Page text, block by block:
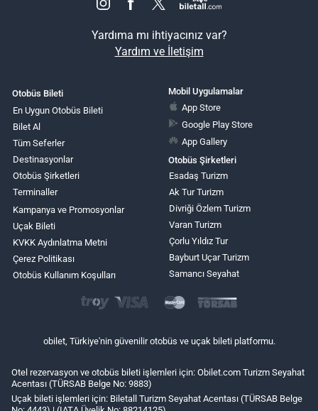
Yardıma mı ihtiyacınız var?
Yardım ve İletişim
Otobüs Bileti
En Uygun Otobüs Bileti
Bilet Al
Tüm Seferler
Destinasyonlar
Otobüs Şirketleri
Terminaller
Kampanya ve Promosyonlar
Uçak Bileti
KVKK Aydınlatma Metni
Çerez Politikası
Otobüs Kullanım Koşulları
Mobil Uygulamalar
App Store
Google Play Store
App Gallery
Otobüs Şirketleri
Esadaş Turizm
Ak Tur Turizm
Divriği Özlem Turizm
Varan Turizm
Çorlu Yıldız Tur
Bayburt Uçar Turizm
Samancı Seyahat
obilet, Türkiye'nin güvenilir otobüs ve uçak bileti platformu.
Otel rezervasyon ve otobüs bileti işlemleri için: Obilet.com Turizm Seyahat
Acentası (TÜRSAB Belge No: 9883)
Uçak bileti işlemleri için: Biletall Turizm Seyahat Acentası (TÜRSAB Belge